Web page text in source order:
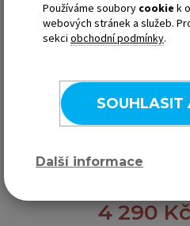
generátor ozonu YELLOW 15000.
Životnost desek je přibližně 5000
Vyměnitelná zásahem dovnitř
4 290 Kč
Používáme soubory cookie k
webových stránek a služeb.
sekci obchodní podmínky.
SOUHLASIT
Další informace